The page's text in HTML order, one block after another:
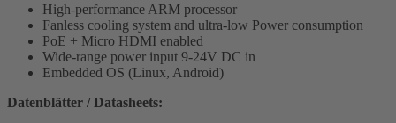
High-performance ARM processor
Fanless cooling system and ultra-low Power consumption
PoE + Micro HDMI enabled
Wide-range power input 9-24V DC in
Embedded OS (Linux, Android)
Datenblätter / Datasheets: